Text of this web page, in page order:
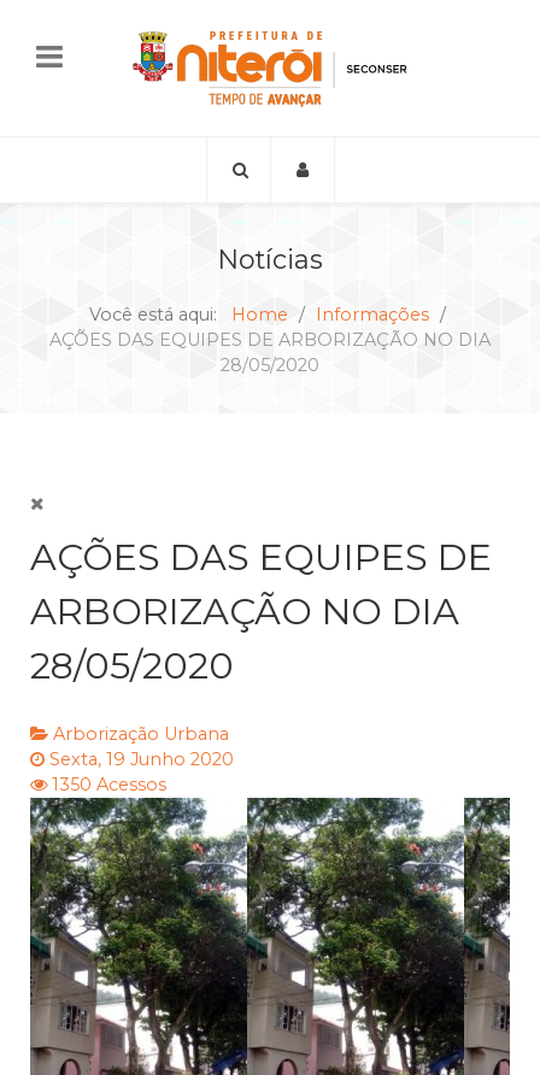
Notícias
Você está aqui: Home
Informações
AÇÕES DAS EQUIPES DE ARBORIZAÇÃO NO DIA
28/05/2020
AÇÕES DAS EQUIPES DE
ARBORIZAÇÃO NO DIA
28/05/2020
Arborização Urbana
Sexta, 19 Junho 2020
1350 Acessos